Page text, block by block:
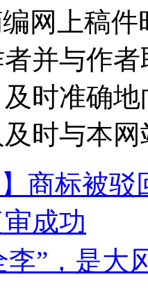
网上稿
并与作
时准确
时与本
】商标被
成功
李”，是大